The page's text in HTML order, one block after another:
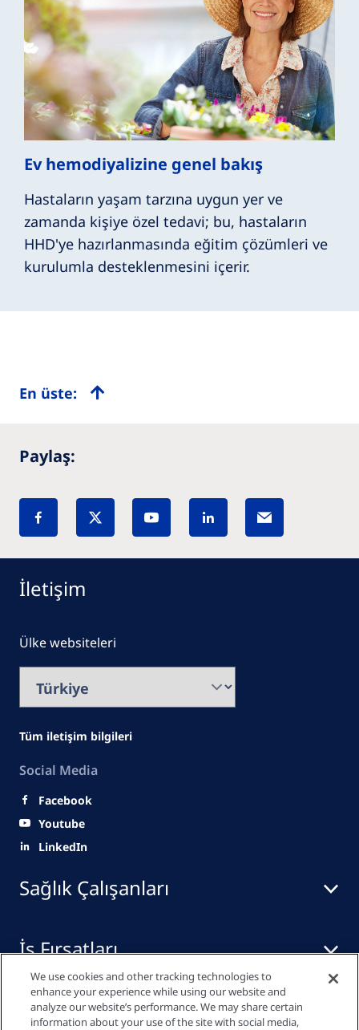
Ev hemodiyalizine genel bakış
Hastaların yaşam tarzına uygun yer ve
zamanda kişiye özel tedavi; bu, hastaların
HHD'ye hazırlanmasında eğitim çözümleri ve
kurulumla desteklenmesini içerir.
En üste:
Paylaş:
Sağlık Çalışanları
İş Fırsatları
Yayınlar
İletişim
Ülke websiteleri
Tüm iletişim bilgileri
Social Media
Facebook
Youtube
LinkedIn
We use cookies and other tracking technologies to
enhance your experience while using our website and
analyze our website’s performance. We may share certain
information about your use of the site with social media,